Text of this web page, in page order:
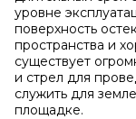
уровне
поверхность
пространства и
существует
и стрел для
служить для
площадке.